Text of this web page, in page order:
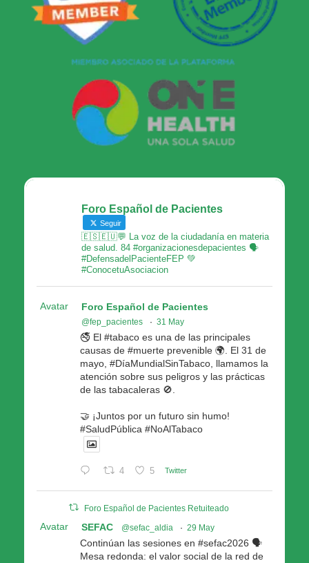
Foro Español de Pacientes
Seguir
🇪🇸🇪🇺💬 La voz de la ciudadanía en materia
de salud. 84 #organizacionesdepacientes 🗣
#DefensadelPacienteFEP 💚
#ConocetuAsociacion
Avatar Foro Español de Pacientes
@fep_pacientes · 31 May
🚭 El #tabaco es una de las principales
causas de #muerte prevenible 🌍. El 31 de
mayo, #DíaMundialSinTabaco, llamamos la
atención sobre sus peligros y las prácticas
de las tabacaleras 🚫.
🤝 ¡Juntos por un futuro sin humo!
#SaludPública #NoAlTabaco
4 5 Twitter
Foro Español de Pacientes Retuiteado
Avatar SEFAC @sefac_aldia · 29 May
Continúan las sesiones en #sefac2026 🗣️
Mesa redonda: el valor social de la red de